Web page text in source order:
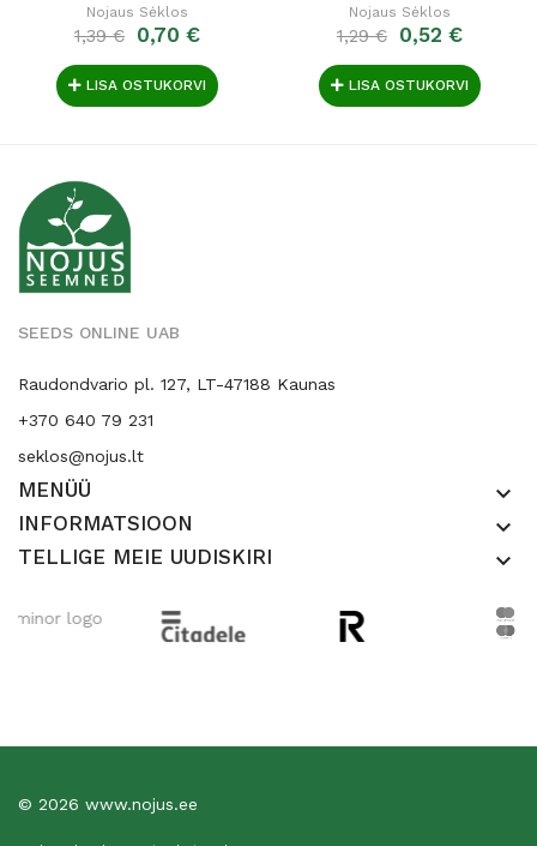
Nojaus Sėklos
1,39 € 0,70 €
LISA OSTUKORVI
Nojaus Sėklos
1,29 € 0,52 €
LISA OSTUKORVI
SEEDS ONLINE UAB
Raudondvario pl. 127, LT-47188 Kaunas
+370 640 79 231
seklos@nojus.lt
MENÜÜ keyboard_arrow_down
INFORMATSIOON keyboard_arrow_down
TELLIGE MEIE UUDISKIRI keyboard_arrow_down
© 2026 www.nojus.ee